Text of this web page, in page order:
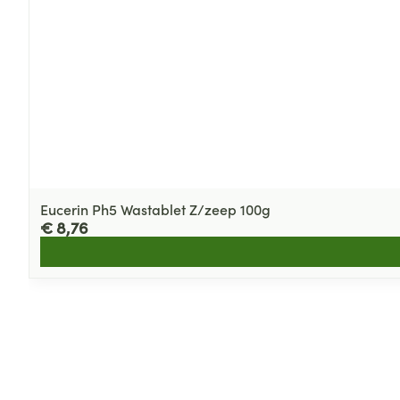
Eucerin Ph5 Wastablet Z/zeep 100g
€ 8,76